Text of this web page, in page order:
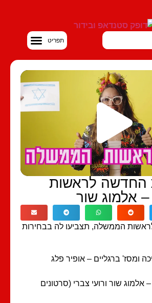
לראשות
שור
תצביעו לה בבחירות
ברגליים – אופיר פלג
שור ורועי צברי (סרטונים